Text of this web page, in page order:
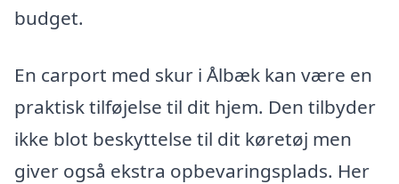
budget.
En carport med skur i Ålbæk kan være en
praktisk tilføjelse til dit hjem. Den tilbyder
ikke blot beskyttelse til dit køretøj men
giver også ekstra opbevaringsplads. Her